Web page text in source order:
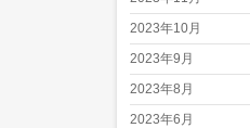
2023年10月
2023年9月
2023年8月
2023年6月